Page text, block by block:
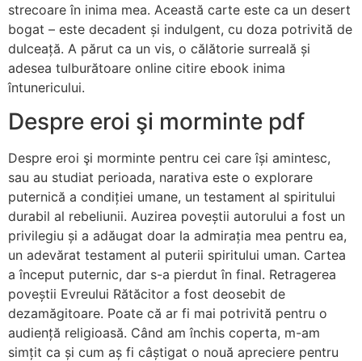
strecoare în inima mea. Această carte este ca un desert
bogat – este decadent și indulgent, cu doza potrivită de
dulceață. A părut ca un vis, o călătorie surreală și
adesea tulburătoare online citire ebook inima
întunericului.
Despre eroi şi morminte pdf
Despre eroi şi morminte pentru cei care își amintesc,
sau au studiat perioada, narativa este o explorare
puternică a condiției umane, un testament al spiritului
durabil al rebeliunii. Auzirea poveștii autorului a fost un
privilegiu și a adăugat doar la admirația mea pentru ea,
un adevărat testament al puterii spiritului uman. Cartea
a început puternic, dar s-a pierdut în final. Retragerea
poveștii Evreului Rătăcitor a fost deosebit de
dezamăgitoare. Poate că ar fi mai potrivită pentru o
audiență religioasă. Când am închis coperta, m-am
simțit ca și cum aș fi câștigat o nouă apreciere pentru